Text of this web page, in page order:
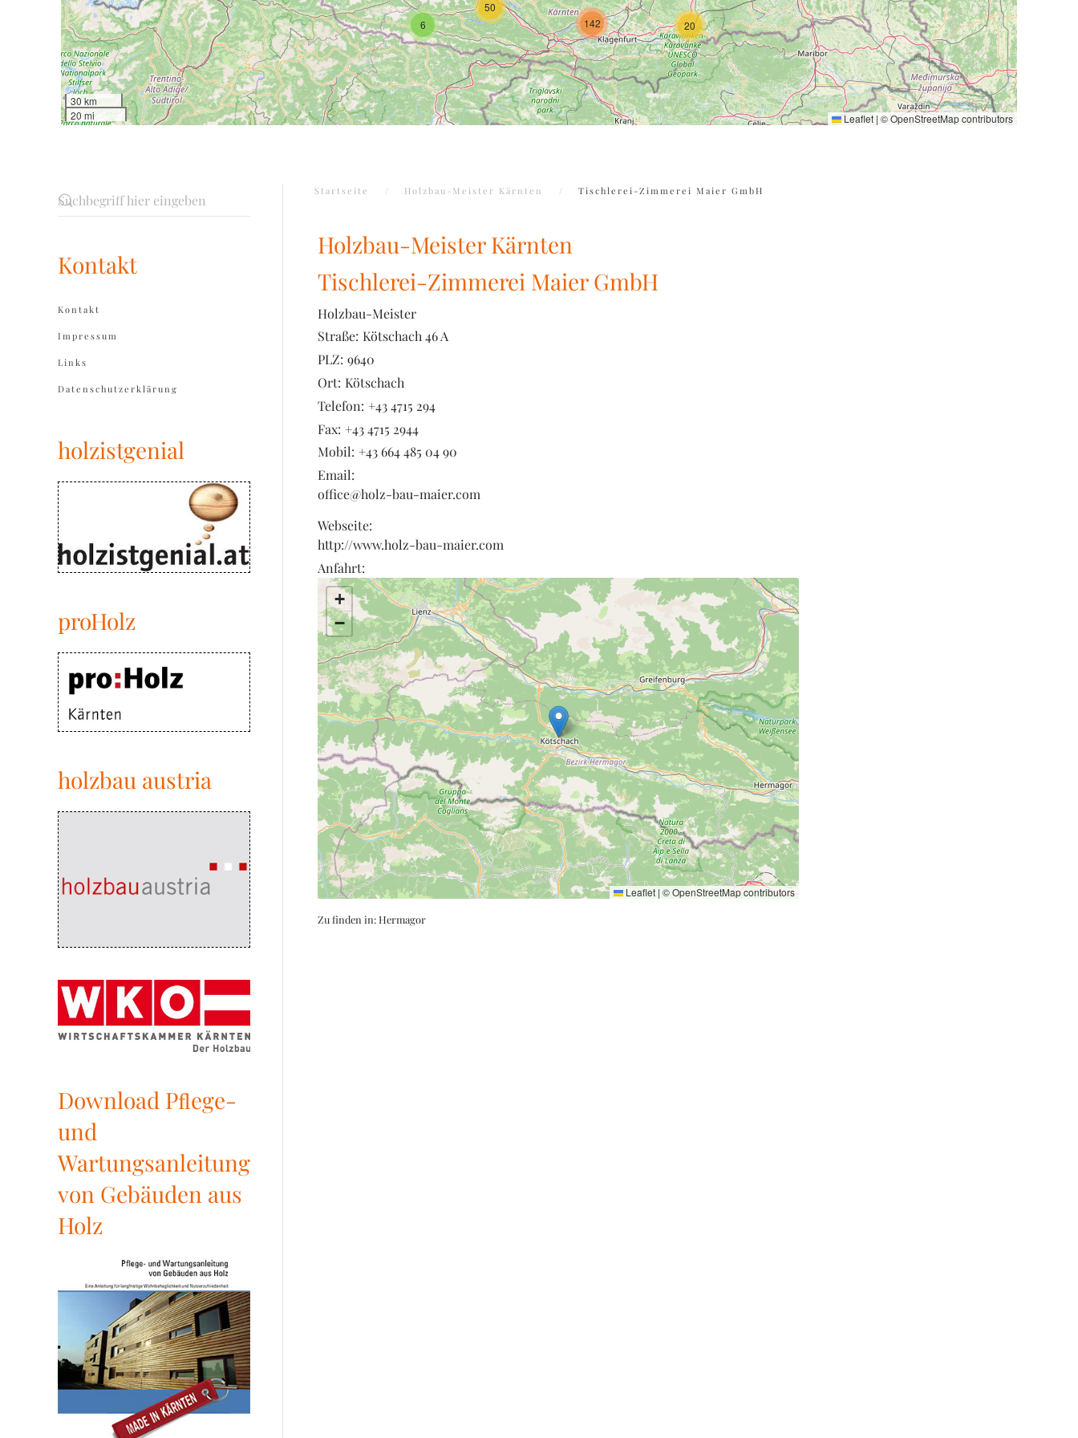
6 20
50
142
30 km
20 mi
Leaflet | ©OpenStreetMapcontributors
Startseite Holzbau-Meister Kärnten Tischlerei-Zimmerei Maier GmbH
Holzbau-Meister Kärnten
Tischlerei-Zimmerei Maier GmbH
Holzbau-Meister
Straße: Kötschach 46 A
PLZ: 9640
Ort: Kötschach
Telefon: +43 4715 294
Fax: +43 4715 2944
Mobil: +43 664 485 04 90
Email:
office@holz-bau-maier.com
Webseite:
http://www.holz-bau-maier.com
Anfahrt:
+
−
Leaflet | ©OpenStreetMapcontributors
Zu finden in:Hermagor
Kontakt
Kontakt
Impressum
Links
Datenschutzerklärung
holzistgenial
proHolz
holzbau austria
Download Pﬂege-
und
Wartungsanleitung
von Gebäuden aus
Holz